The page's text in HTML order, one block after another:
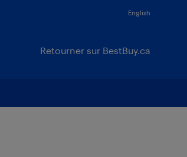
English
Retourner sur BestBuy.ca